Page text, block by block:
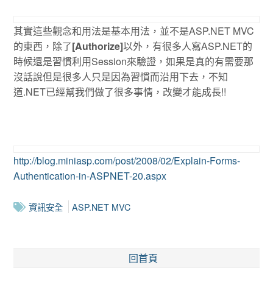
其實這些觀念和用法是基本用法，並不是ASP.NET MVC
的東西，除了[Authorize]以外，有很多人寫ASP.NET的
時候還是習慣利用Session來驗證，如果是真的有需要那
沒話說但是很多人只是因為習慣而沿用下去，不知
道.NET已經幫我們做了很多事情，改變才能成長!!
http://blog.miniasp.com/post/2008/02/Explain-Forms-
Authentication-in-ASPNET-20.aspx
資訊安全 ASP.NET MVC
回首頁